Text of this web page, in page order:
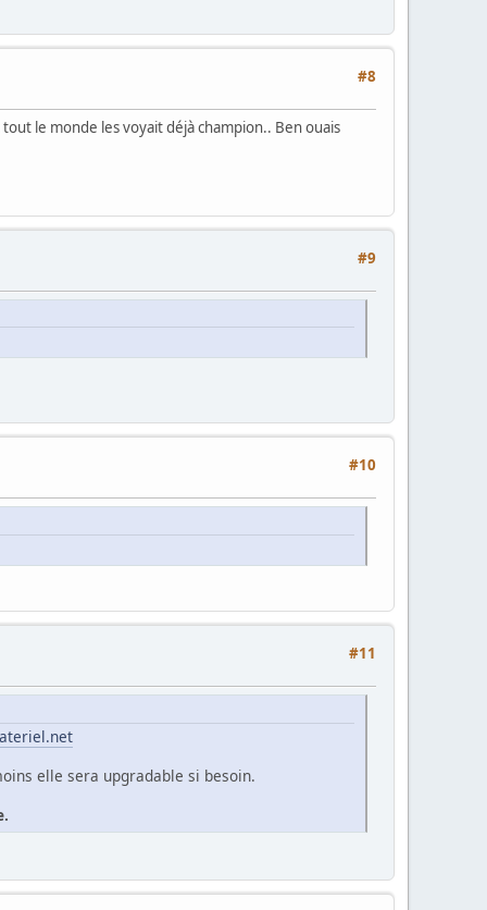
#8
le monde les voyait déjà champion.. Ben ouais
#9
#10
#11
elle sera upgradable si besoin.